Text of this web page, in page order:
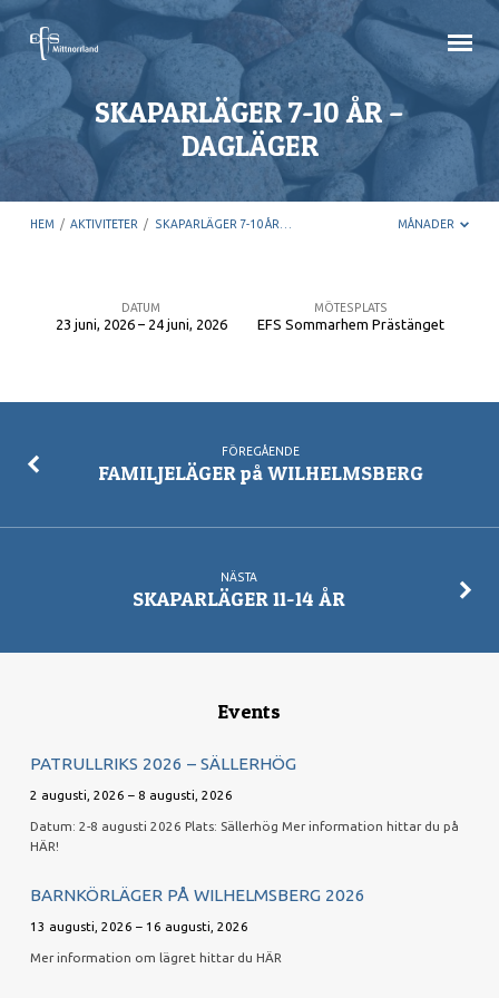
SKAPARLÄGER 7-10 ÅR –
DAGLÄGER
HEM / AKTIVITETER / SKAPARLÄGER 7-10 ÅR… MÅNADER
10
–
DAGLÄGER
DATUM
23 juni, 2026 – 24 juni, 2026
MÖTESPLATS
EFS Sommarhem Prästänget
FÖREGÅENDE
FAMILJELÄGER på WILHELMSBERG
NÄSTA
SKAPARLÄGER 11-14 ÅR
Events
PATRULLRIKS 2026 – SÄLLERHÖG
2 augusti, 2026 – 8 augusti, 2026
Datum: 2-8 augusti 2026 Plats: Sällerhög Mer information hittar du på
HÄR!
BARNKÖRLÄGER PÅ WILHELMSBERG 2026
13 augusti, 2026 – 16 augusti, 2026
Mer information om lägret hittar du HÄR